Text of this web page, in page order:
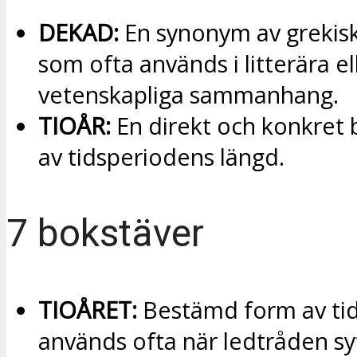
DEKAD: En synonym av
som ofta används i litterära
vetenskapliga sammanhang.
TIOÅR: En direkt och konkret
av tidsperiodens längd.
7 bokstäver
TIOÅRET: Bestämd form av
används ofta när ledtråden